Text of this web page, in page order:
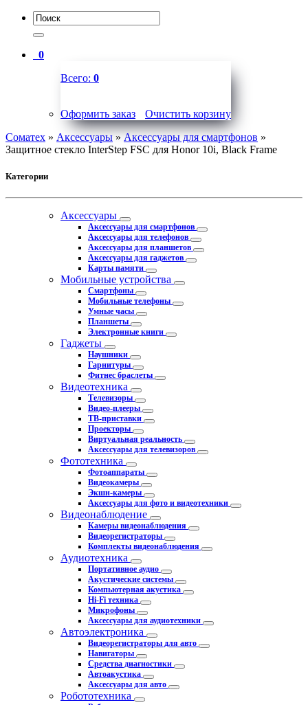
0
Всего: 0
Оформить заказ
Очистить корзину
Соматех » Аксессуары»Аксессуары для смартфонов »
Защитное стекло InterStep FSC для Honor 10i, Black Frame
Категории
Аксессуары
Аксессуары для смартфонов
Аксессуары для телефонов
Аксессуары для планшетов
Аксессуары для гаджетов
Карты памяти
Мобильные устройства
Смартфоны
Мобильные телефоны
Умные часы
Планшеты
Электронные книги
Гаджеты
Наушники
Гарнитуры
Фитнес браслеты
Видеотехника
Телевизоры
Видео-плееры
ТВ-приставки
Проекторы
Виртуальная реальность
Аксессуары для телевизоров
Фототехника
Фотоаппараты
Видеокамеры
Экшн-камеры
Аксессуары для фото и видеотехники
Видеонаблюдение
Камеры видеонаблюдения
Видеорегистраторы
Комплекты видеонаблюдения
Аудиотехника
Портативное аудио
Акустические системы
Компьютерная акустика
Hi-Fi техника
Микрофоны
Аксессуары для аудиотехники
Автоэлектроника
Видеорегистраторы для авто
Навигаторы
Средства диагностики
Автоакустика
Аксессуары для авто
Робототехника